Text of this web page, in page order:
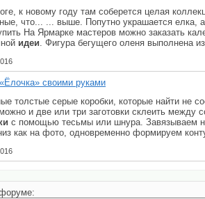
к новому году там соберется целая
что... ... выше. Попутно украшается
На Ярмарке мастеров можно заказать
идеи . Фигура бегущего оленя выполнена
своими руками
толстые серые коробки, которые найти не
и две или три заготовки склеить между
с помощью тесьмы или шнура. Завязываем
как на фото, одновременно формируем